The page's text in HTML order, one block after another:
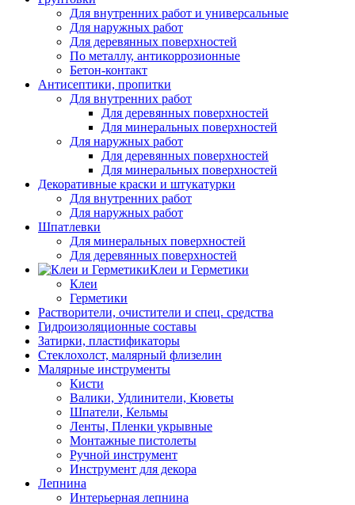
Для внутренних работ и универсальные
Для наружных работ
Для деревянных поверхностей
По металлу, антикоррозионные
Бетон-контакт
Антисептики, пропитки
Для внутренних работ
Для деревянных поверхностей
Для минеральных поверхностей
Для наружных работ
Для деревянных поверхностей
Для минеральных поверхностей
Декоративные краски и штукатурки
Для внутренних работ
Для наружных работ
Шпатлевки
Для минеральных поверхностей
Для деревянных поверхностей
Клеи и Герметики
Клеи
Герметики
Растворители, очистители и спец. средства
Гидроизоляционные составы
Затирки, пластификаторы
Стеклохолст, малярный флизелин
Малярные инструменты
Кисти
Валики, Удлинители, Кюветы
Шпатели, Кельмы
Ленты, Пленки укрывные
Монтажные пистолеты
Ручной инструмент
Инструмент для декора
Лепнина
Интерьерная лепнина